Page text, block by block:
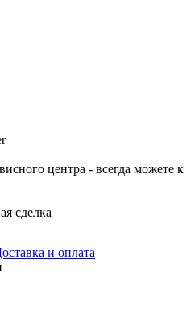
центра - всегда можете к
сделка
и оплата